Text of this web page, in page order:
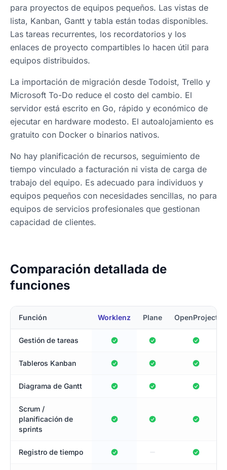
para proyectos de equipos pequeños. Las vistas de
lista, Kanban, Gantt y tabla están todas disponibles.
Las tareas recurrentes, los recordatorios y los
enlaces de proyecto compartibles lo hacen útil para
equipos distribuidos.
La importación de migración desde Todoist, Trello y
Microsoft To-Do reduce el costo del cambio. El
servidor está escrito en Go, rápido y económico de
ejecutar en hardware modesto. El autoalojamiento es
gratuito con Docker o binarios nativos.
No hay planificación de recursos, seguimiento de
tiempo vinculado a facturación ni vista de carga de
trabajo del equipo. Es adecuado para individuos y
equipos pequeños con necesidades sencillas, no para
equipos de servicios profesionales que gestionan
capacidad de clientes.
Comparación detallada de
funciones
Función Worklenz Plane OpenProject
Gestión de tareas
Tableros Kanban
Diagrama de Gantt
Scrum /
planificación de
sprints
Registro de tiempo